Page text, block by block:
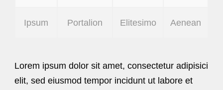
Ipsum Portalion Elitesimo Aenean
Lorem ipsum dolor sit amet, consectetur adipisici
elit, sed eiusmod tempor incidunt ut labore et